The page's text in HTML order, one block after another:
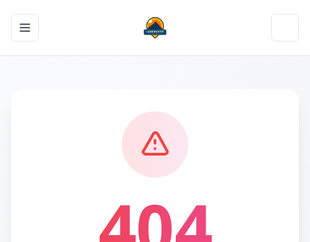
Toggle navigation menu